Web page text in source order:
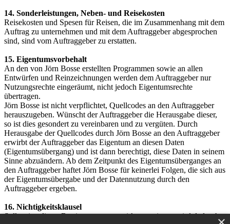
14. Sonderleistungen, Neben- und Reisekosten
Reisekosten und Spesen für Reisen, die im Zusammenhang mit dem
Auftrag zu unternehmen und mit dem Auftraggeber abgesprochen
sind, sind vom Auftraggeber zu erstatten.
15. Eigentumsvorbehalt
An den von Jörn Bosse erstellten Programmen sowie an allen
Entwürfen und Reinzeichnungen werden dem Auftraggeber nur
Nutzungsrechte eingeräumt, nicht jedoch Eigentumsrechte
übertragen.
Jörn Bosse ist nicht verpflichtet, Quellcodes an den Auftraggeber
herauszugeben. Wünscht der Auftraggeber die Herausgabe dieser,
so ist dies gesondert zu vereinbaren und zu vergüten. Durch
Herausgabe der Quellcodes durch Jörn Bosse an den Auftraggeber
erwirbt der Auftraggeber das Eigentum an diesen Daten
(Eigentumsübergang) und ist dann berechtigt, diese Daten in seinem
Sinne abzuändern. Ab dem Zeitpunkt des Eigentumsüberganges an
den Auftraggeber haftet Jörn Bosse für keinerlei Folgen, die sich aus
der Eigentumsübergabe und der Datennutzung durch den
Auftraggeber ergeben.
16. Nichtigkeitsklausel
Sollte eine dieser Bestimmungen unwirksam sein, so wird dadurch